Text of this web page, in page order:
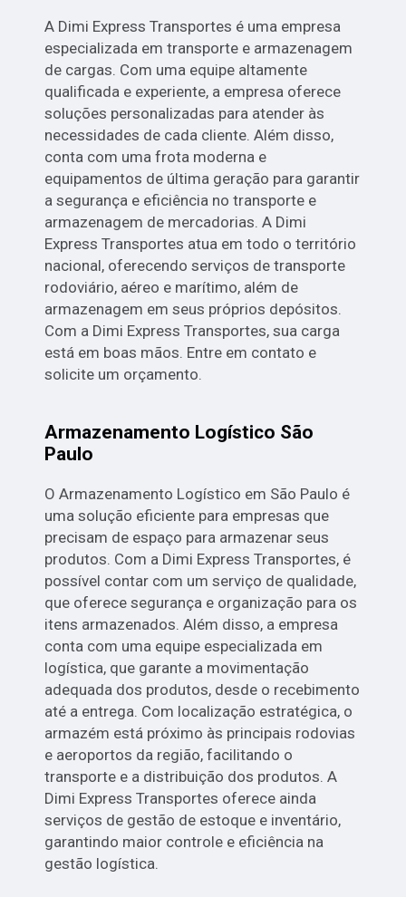
A Dimi Express Transportes é uma empresa
especializada em transporte e armazenagem
de cargas. Com uma equipe altamente
qualificada e experiente, a empresa oferece
soluções personalizadas para atender às
necessidades de cada cliente. Além disso,
conta com uma frota moderna e
equipamentos de última geração para garantir
a segurança e eficiência no transporte e
armazenagem de mercadorias. A Dimi
Express Transportes atua em todo o território
nacional, oferecendo serviços de transporte
rodoviário, aéreo e marítimo, além de
armazenagem em seus próprios depósitos.
Com a Dimi Express Transportes, sua carga
está em boas mãos. Entre em contato e
solicite um orçamento.
Armazenamento Logístico São
Paulo
O Armazenamento Logístico em São Paulo é
uma solução eficiente para empresas que
precisam de espaço para armazenar seus
produtos. Com a Dimi Express Transportes, é
possível contar com um serviço de qualidade,
que oferece segurança e organização para os
itens armazenados. Além disso, a empresa
conta com uma equipe especializada em
logística, que garante a movimentação
adequada dos produtos, desde o recebimento
até a entrega. Com localização estratégica, o
armazém está próximo às principais rodovias
e aeroportos da região, facilitando o
transporte e a distribuição dos produtos. A
Dimi Express Transportes oferece ainda
serviços de gestão de estoque e inventário,
garantindo maior controle e eficiência na
gestão logística.